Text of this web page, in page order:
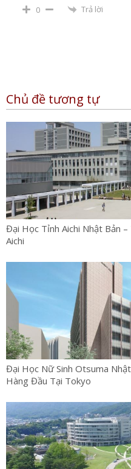
0 Trả lời
Chủ đề tương tự
Đại Học Tỉnh Aichi Nhật Bản
Aichi
Đại Học Nữ Sinh Otsuma
Hàng Đầu Tại Tokyo